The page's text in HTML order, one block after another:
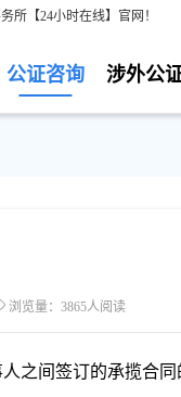
所【24小时在线】官网！
涉外公
公证咨询
浏览量：3865人阅读
之间签订的承揽合